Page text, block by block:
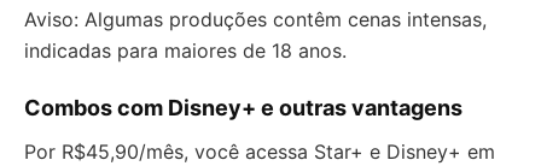
Aviso: Algumas produções contêm cenas intensas,
indicadas para maiores de 18 anos.
Combos com Disney+ e outras vantagens
Por R$45,90/mês, você acessa Star+ e Disney+ em